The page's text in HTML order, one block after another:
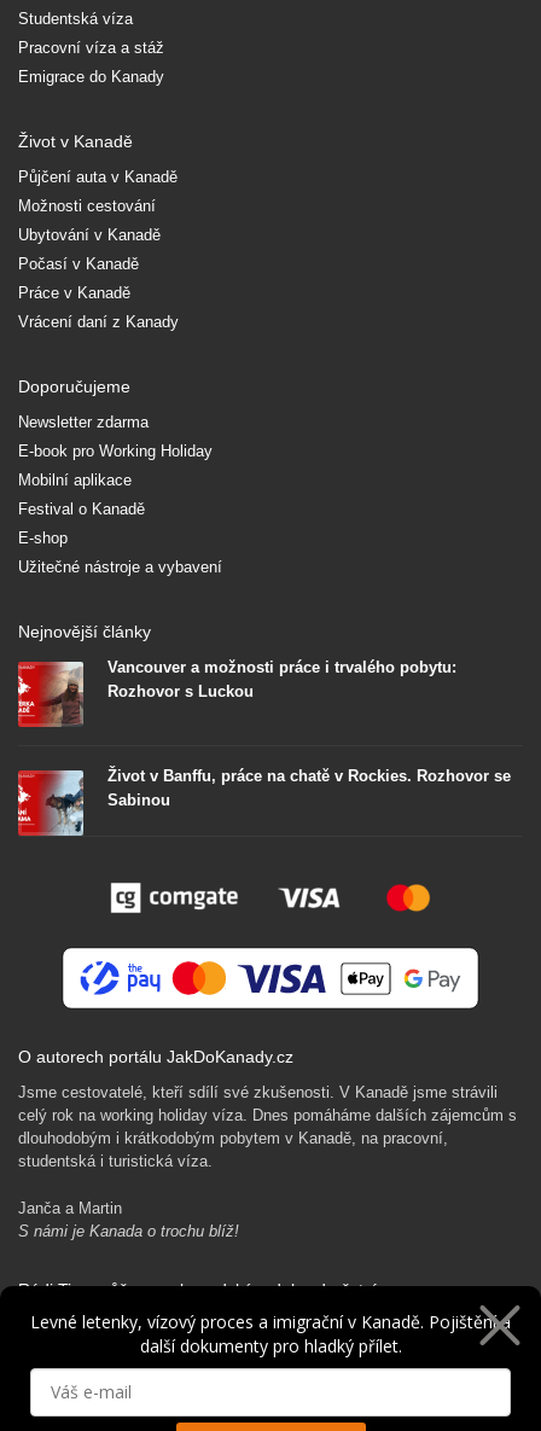
Studentská víza
Pracovní víza a stáž
Emigrace do Kanady
Život v Kanadě
Půjčení auta v Kanadě
Možnosti cestování
Ubytování v Kanadě
Počasí v Kanadě
Práce v Kanadě
Vrácení daní z Kanady
Doporučujeme
Newsletter zdarma
E-book pro Working Holiday
Mobilní aplikace
Festival o Kanadě
E-shop
Užitečné nástroje a vybavení
Nejnovější články
Vancouver a možnosti práce i trvalého pobytu:
Rozhovor s Luckou
Život v Banffu, práce na chatě v Rockies. Rozhovor se
Sabinou
O autorech portálu JakDoKanady.cz
Jsme cestovatelé, kteří sdílí své zkušenosti. V Kanadě jsme strávili
celý rok na working holiday víza. Dnes pomáháme dalších zájemcům s
dlouhodobým i krátkodobým pobytem v Kanadě, na pracovní,
studentská i turistická víza.
Janča a Martin
S námi je Kanada o trochu blíž!
Rádi Ti pomůžeme s kanadským dobrodružstvím…
Levné letenky, vízový proces a imigrační v Kanadě. Pojištění a
další dokumenty pro hladký přílet.